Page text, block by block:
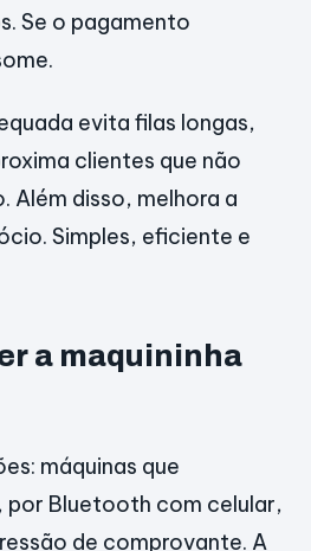
Se o pagamento
evita filas longas,
clientes que não
Além disso, melhora a
Simples, eficiente e
a maquininha
máquinas que
por Bluetooth com celular,
de comprovante. A